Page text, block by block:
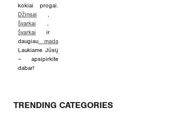
kokiai progai.
Džinsai ,
švarkai ,
švarkai ir
daugiau mada
Laukiame Jūsų
– apsipirkite
dabar!
TRENDING CATEGORIES